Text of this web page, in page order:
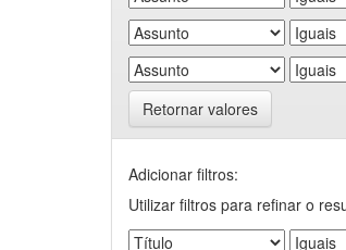
Retornar valores
Adicionar filtros:
Utilizar filtros para refinar o